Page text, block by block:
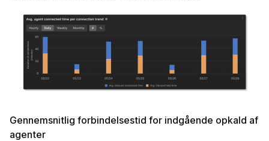
Gennemsnitlig forbindelsestid for indgående opkald af
agenter